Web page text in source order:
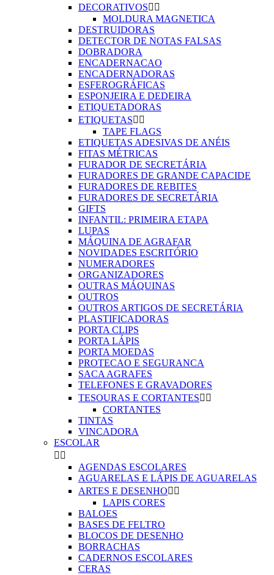
DECORATIVOS 
MOLDURA MAGNETICA
DESTRUIDORAS
DETECTOR DE NOTAS FALSAS
DOBRADORA
ENCADERNACAO
ENCADERNADORAS
ESFEROGRÁFICAS
ESPONJEIRA E DEDEIRA
ETIQUETADORAS
ETIQUETAS 
TAPE FLAGS
ETIQUETAS ADESIVAS DE ANÉIS
FITAS MÉTRICAS
FURADOR DE SECRETÁRIA
FURADORES DE GRANDE CAPACIDE
FURADORES DE REBITES
FURADORES DE SECRETÁRIA
GIFTS
INFANTIL: PRIMEIRA ETAPA
LUPAS
MÁQUINA DE AGRAFAR
NOVIDADES ESCRITÓRIO
NUMERADORES
ORGANIZADORES
OUTRAS MÁQUINAS
OUTROS
OUTROS ARTIGOS DE SECRETÁRIA
PLASTIFICADORAS
PORTA CLIPS
PORTA LÁPIS
PORTA MOEDAS
PROTECAO E SEGURANCA
SACA AGRAFES
TELEFONES E GRAVADORES
TESOURAS E CORTANTES 
CORTANTES
TINTAS
VINCADORA
ESCOLAR
 
AGENDAS ESCOLARES
AGUARELAS E LÁPIS DE AGUARELAS
ARTES E DESENHO 
LAPIS CORES
BALOES
BASES DE FELTRO
BLOCOS DE DESENHO
BORRACHAS
CADERNOS ESCOLARES
CERAS